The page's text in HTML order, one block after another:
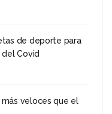
de deporte para
Covid
más veloces que el